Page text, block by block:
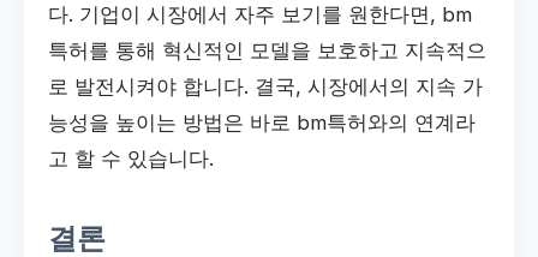
다. 기업이 시장에서 자주 보기를 원한다면, bm
특허를 통해 혁신적인 모델을 보호하고 지속적으
로 발전시켜야 합니다. 결국, 시장에서의 지속 가
능성을 높이는 방법은 바로 bm특허와의 연계라
고 할 수 있습니다.
결론